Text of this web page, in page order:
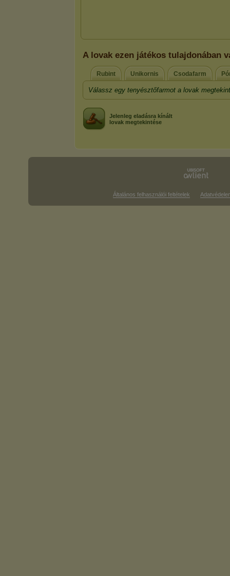
A lovak ezen játékos tulajdonában
Rubint Unikornis Csodafarm
Válassz egy tenyésztőfarmot a lovak
Jelenleg eladásra kínált
lovak megtekintése
Általános felhasználói feltételek